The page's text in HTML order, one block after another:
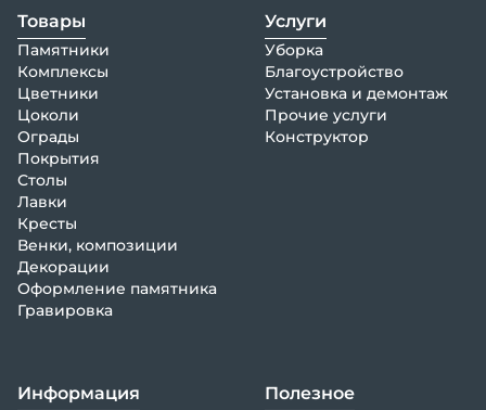
Товары
Памятники
Комплексы
Цветники
Цоколи
Ограды
Покрытия
Столы
Лавки
Кресты
Венки, композиции
Декорации
Оформление памятника
Гравировка
Услуги
Уборка
Благоустройство
Установка и демонтаж
Прочие услуги
Конструктор
Информация Полезное